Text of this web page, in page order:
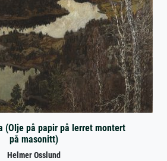
(Olje på papir på lerret montert
på masonitt)
Helmer Osslund